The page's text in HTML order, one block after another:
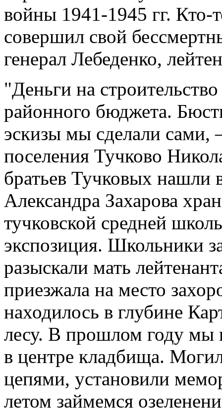
войны 1941-1945 гг. Кто-
совершил свой
генерал Лебеденко,
"Деньги на
районного бюджета.
эскизы мы сделали сами,
поселения Тучково
братьев Тучковых нашли
Александра Захарова
тучковской средней
экспозиция. Школьники
разыскали мать
приезжала на место
находилось в глубине
лесу. В прошлом году мы
в центре кладбища.
цепями, установили
летом займемся